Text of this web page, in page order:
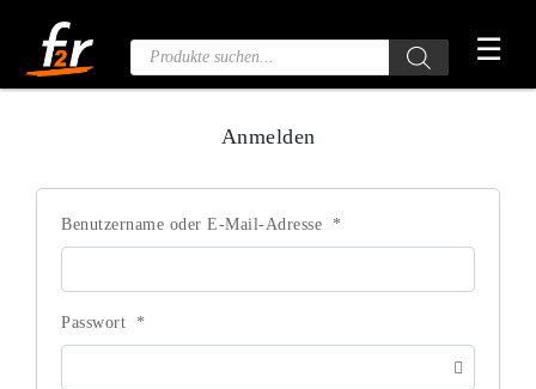
Inhalt
springen
Produktsuche ☰
Anmelden
Benutzername oder E-Mail-Adresse *
Passwort *